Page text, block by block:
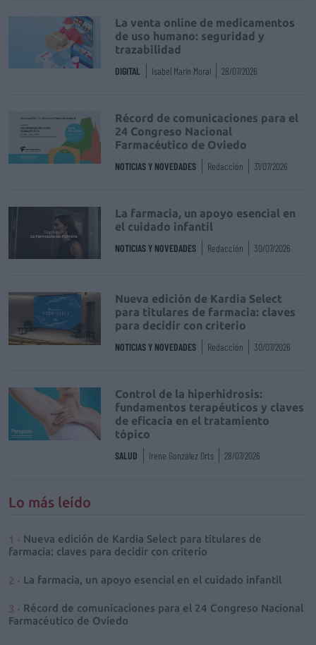
La venta online de medicamentos
de uso humano: seguridad y
trazabilidad
DIGITAL Isabel Marín Moral 28/07/2026
Récord de comunicaciones para el
24 Congreso Nacional
Farmacéutico de Oviedo
NOTICIAS Y NOVEDADES Redacción 31/07/2026
La farmacia, un apoyo esencial en
el cuidado infantil
NOTICIAS Y NOVEDADES Redacción 30/07/2026
Nueva edición de Kardia Select
para titulares de farmacia: claves
para decidir con criterio
NOTICIAS Y NOVEDADES Redacción 30/07/2026
Control de la hiperhidrosis:
fundamentos terapéuticos y claves
de eficacia en el tratamiento
tópico
SALUD Irene González Orts 28/07/2026
Lo más leído
Nueva edición de Kardia Select para titulares de
farmacia: claves para decidir con criterio
La farmacia, un apoyo esencial en el cuidado infantil
Récord de comunicaciones para el 24 Congreso Nacional
Farmacéutico de Oviedo